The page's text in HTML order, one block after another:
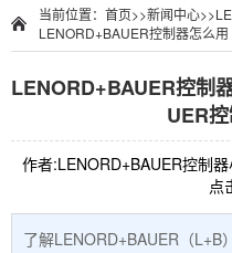
当前位置： 首页>>新闻中心>>
LENORD+BAUER控制器怎么用
LENORD+BAUER控制
UER
作者:LENORD+BAUER控制
点
了解LENORD+BAUER（